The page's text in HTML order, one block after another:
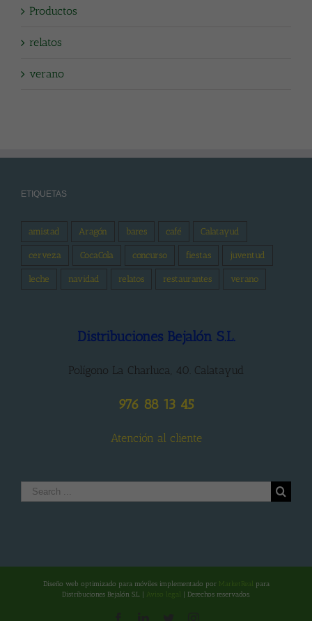
Productos
relatos
verano
ETIQUETAS
amistad Aragón bares café Calatayud
cerveza CocaCola concurso fiestas juventud
leche navidad relatos restaurantes verano
Distribuciones Bejalón S.L.
Polígono La Charluca, 40. Calatayud
976 88 13 45
Atención al cliente
Search
for:
Diseño web optimizado para móvilesimplementado por MarketReal
para
Distribuciones Bejalón S.L. | Aviso legal | Derechos reservados.